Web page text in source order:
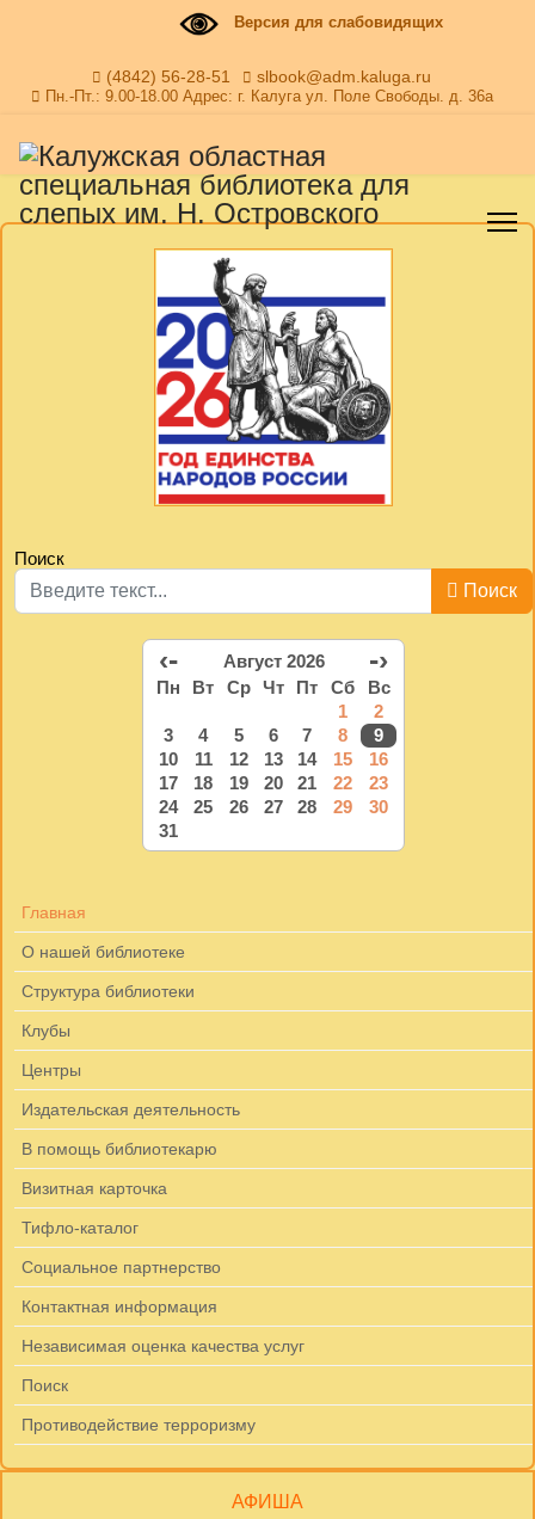
Версия для слабовидящих
(4842) 56-28-51 slbook@adm.kaluga.ru
Пн.-Пт.: 9.00-18.00 Адрес: г. Калуга ул. Поле Свободы. д. 36а
Поиск
Поиск
‹- Август 2026 -›
Пн Вт Ср Чт Пт Сб
Вс
1
2
3
4 5 6 7 8
9
10
11 12 13 14 15
16
17
18 19 20 21 22
23
24
25 26 27 28 29
30
31
Главная
О нашей библиотеке
Структура библиотеки
Клубы
Центры
Издательская деятельность
В помощь библиотекарю
Визитная карточка
Тифло-каталог
Социальное партнерство
Контактная информация
Независимая оценка качества услуг
Поиск
Противодействие терроризму
АФИША